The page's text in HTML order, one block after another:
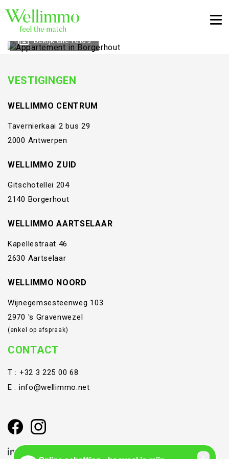
Bekijk alle foto's
VESTIGINGEN
WELLIMMO CENTRUM
Tavernierkaai 2 bus 29
2000 Antwerpen
WELLIMMO ZUID
Gitschotellei 204
2140 Borgerhout
WELLIMMO AARTSELAAR
Kapellestraat 46
2630 Aartselaar
WELLIMMO NOORD
Wijnegemsesteenweg 103
2970 's Gravenwezel
(enkel op afspraak)
CONTACT
T : +32 3 225 00 68
E : info@wellimmo.net